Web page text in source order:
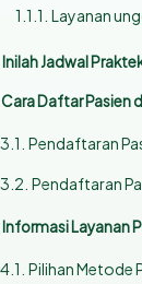
Layanan
Inilah Jadwal
Cara Daftar Pasien
Pendaftaran
Pendaftaran
Informasi Layanan
Pilihan Metode